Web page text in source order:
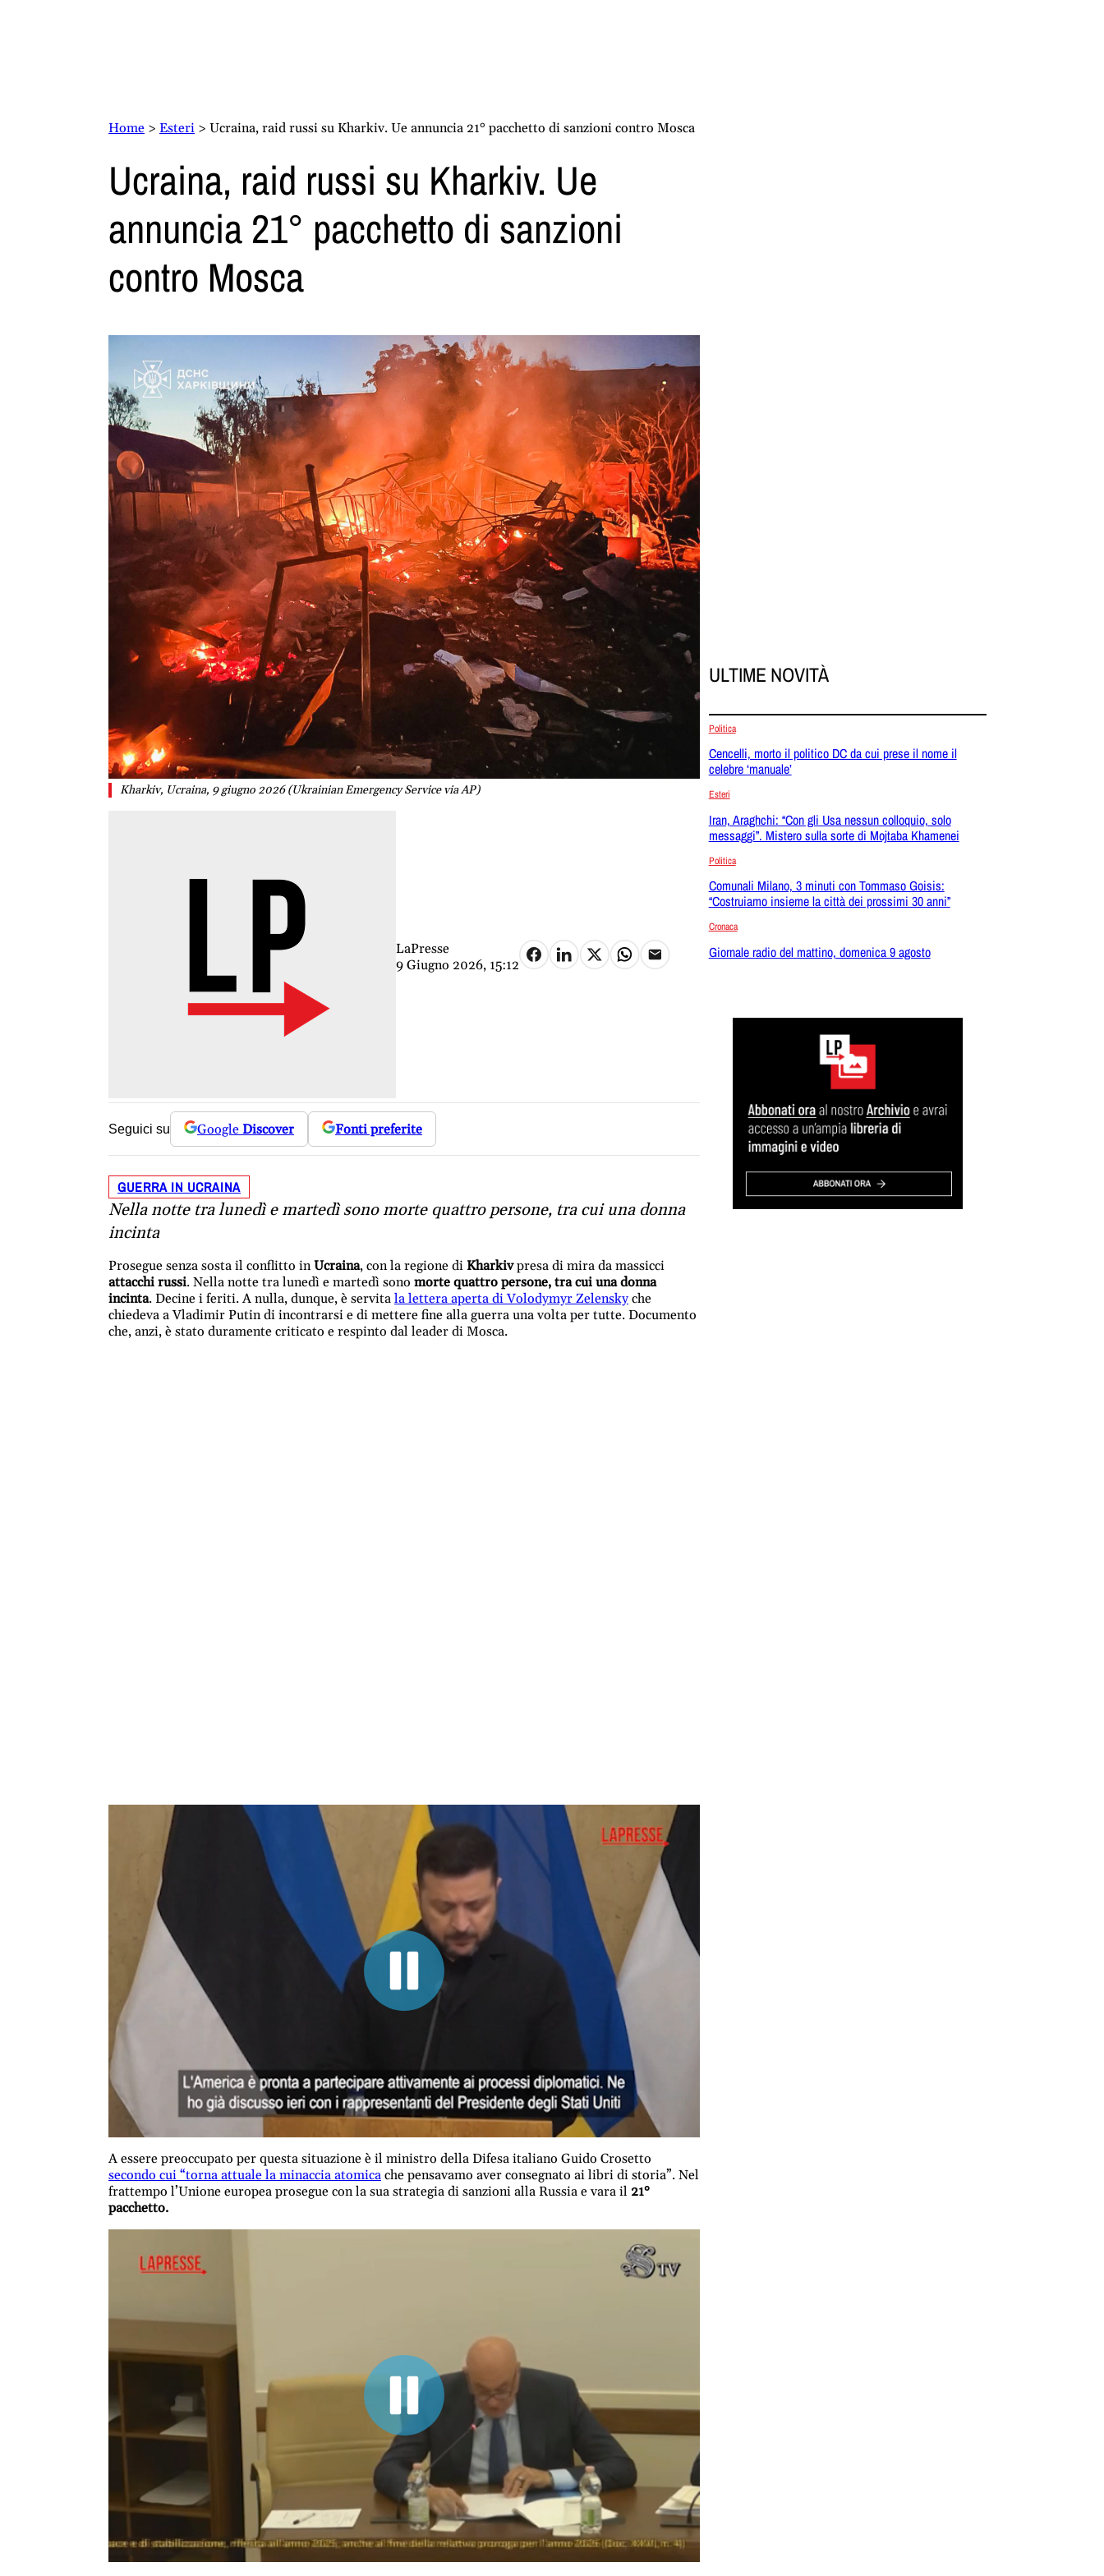
Home > Esteri > Ucraina, raid russi su Kharkiv. Ue annuncia 21° pacchetto di sanzioni contro Mosca
Ucraina, raid russi su Kharkiv. Ue
annuncia 21° pacchetto di sanzioni
contro Mosca
Kharkiv, Ucraina, 9 giugno 2026 (Ukrainian Emergency Service via AP)
LaPresse
9 Giugno 2026, 15:12
Seguici su Google Discover Fonti preferite
GUERRA IN UCRAINA
Nella notte tra lunedì e martedì sono morte quattro persone, tra cui una donna
incinta
Prosegue senza sosta il conflitto inUcraina, con la regione di Kharkivpresa di mira da massicci
attacchi russi. Nella notte tra lunedì e martedì sono morte quattro persone, tra cui una donna
incinta. Decine i feriti. A nulla, dunque, è servita la lettera aperta di Volodymyr Zelensky che
chiedeva a Vladimir Putin di incontrarsi e di mettere fine alla guerra una volta per tutte. Documento
che, anzi, è stato duramente criticato e respinto dal leader di Mosca.
A essere preoccupato per questa situazione è il ministro della Difesa italiano Guido Crosetto
secondo cui “torna attuale la minaccia atomica che pensavamo aver consegnato ai libri di storia”. Nel
frattempo l’Unione europea prosegue con la sua strategia di sanzioni alla Russia e vara il 21°
pacchetto.
ULTIME NOVITÀ
Politica
Cencelli, morto il politico DC da cui prese il nome il
celebre ‘manuale’
Esteri
Iran, Araghchi: “Con gli Usa nessun colloquio, solo
messaggi”. Mistero sulla sorte di Mojtaba Khamenei
Politica
Comunali Milano, 3 minuti con Tommaso Goisis:
“Costruiamo insieme la città dei prossimi 30 anni”
Cronaca
Giornale radio del mattino, domenica 9 agosto